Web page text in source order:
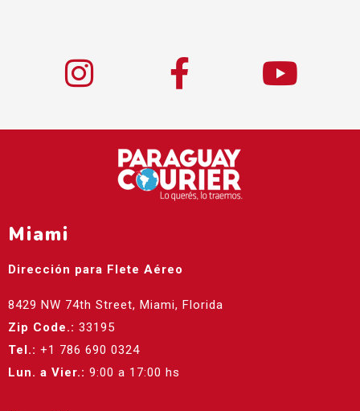
Miami
Dirección para Flete Aéreo
8429 NW 74th Street, Miami, Florida
Zip Code.: 33195
Tel.: +1 786 690 0324
Lun. a Vier.: 9:00 a 17:00 hs